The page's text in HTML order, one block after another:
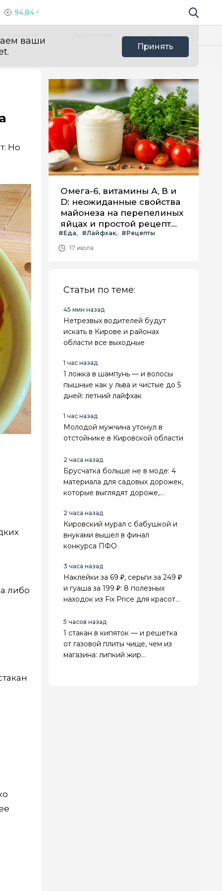
94,84 Поиск по
ваши
Принять
Но
либо
Омега-6, витамины А, В и
D: неожиданные свойства
майонеза на перепелиных
яйцах и простой рецепт
летнего салата с ним
#Еда #Лайфхак
#Рецепты
17 июля
Статьи по теме:
45 мин назад
Нетрезвых водителей будут
искать в Кирове и районах
области все выходные
1 час назад
1 ложка в шампунь — и волосы
пышные как у льва и чистые до 5
дней: летний лайфхак
1 час назад
Молодой мужчина утонул в
отстойнике в Кировской области
2 часа назад
Брусчатка больше не в моде: 4
материала для садовых дорожек,
которые выглядят дороже,
травой
2 часа назад
Кировский мурал с бабушкой и
внуками вышел в финал
конкурса ПФО
3 часа назад
Наклейки за 69 ₽, серьги за 249 ₽
и гуаша за 199 ₽: 8 полезных
находок из Fix Price для красоты,
5 часов назад
1 стакан в кипяток — и решетка
от газовой плиты чище, чем из
магазина: липкий жир